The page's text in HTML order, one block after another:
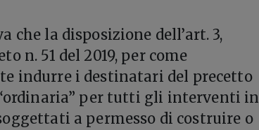
che la disposizione dell’art. 3,
n. 51 del 2019, per come
indurre i destinatari del precetto
per tutti gli interventi in
a permesso di costruire o